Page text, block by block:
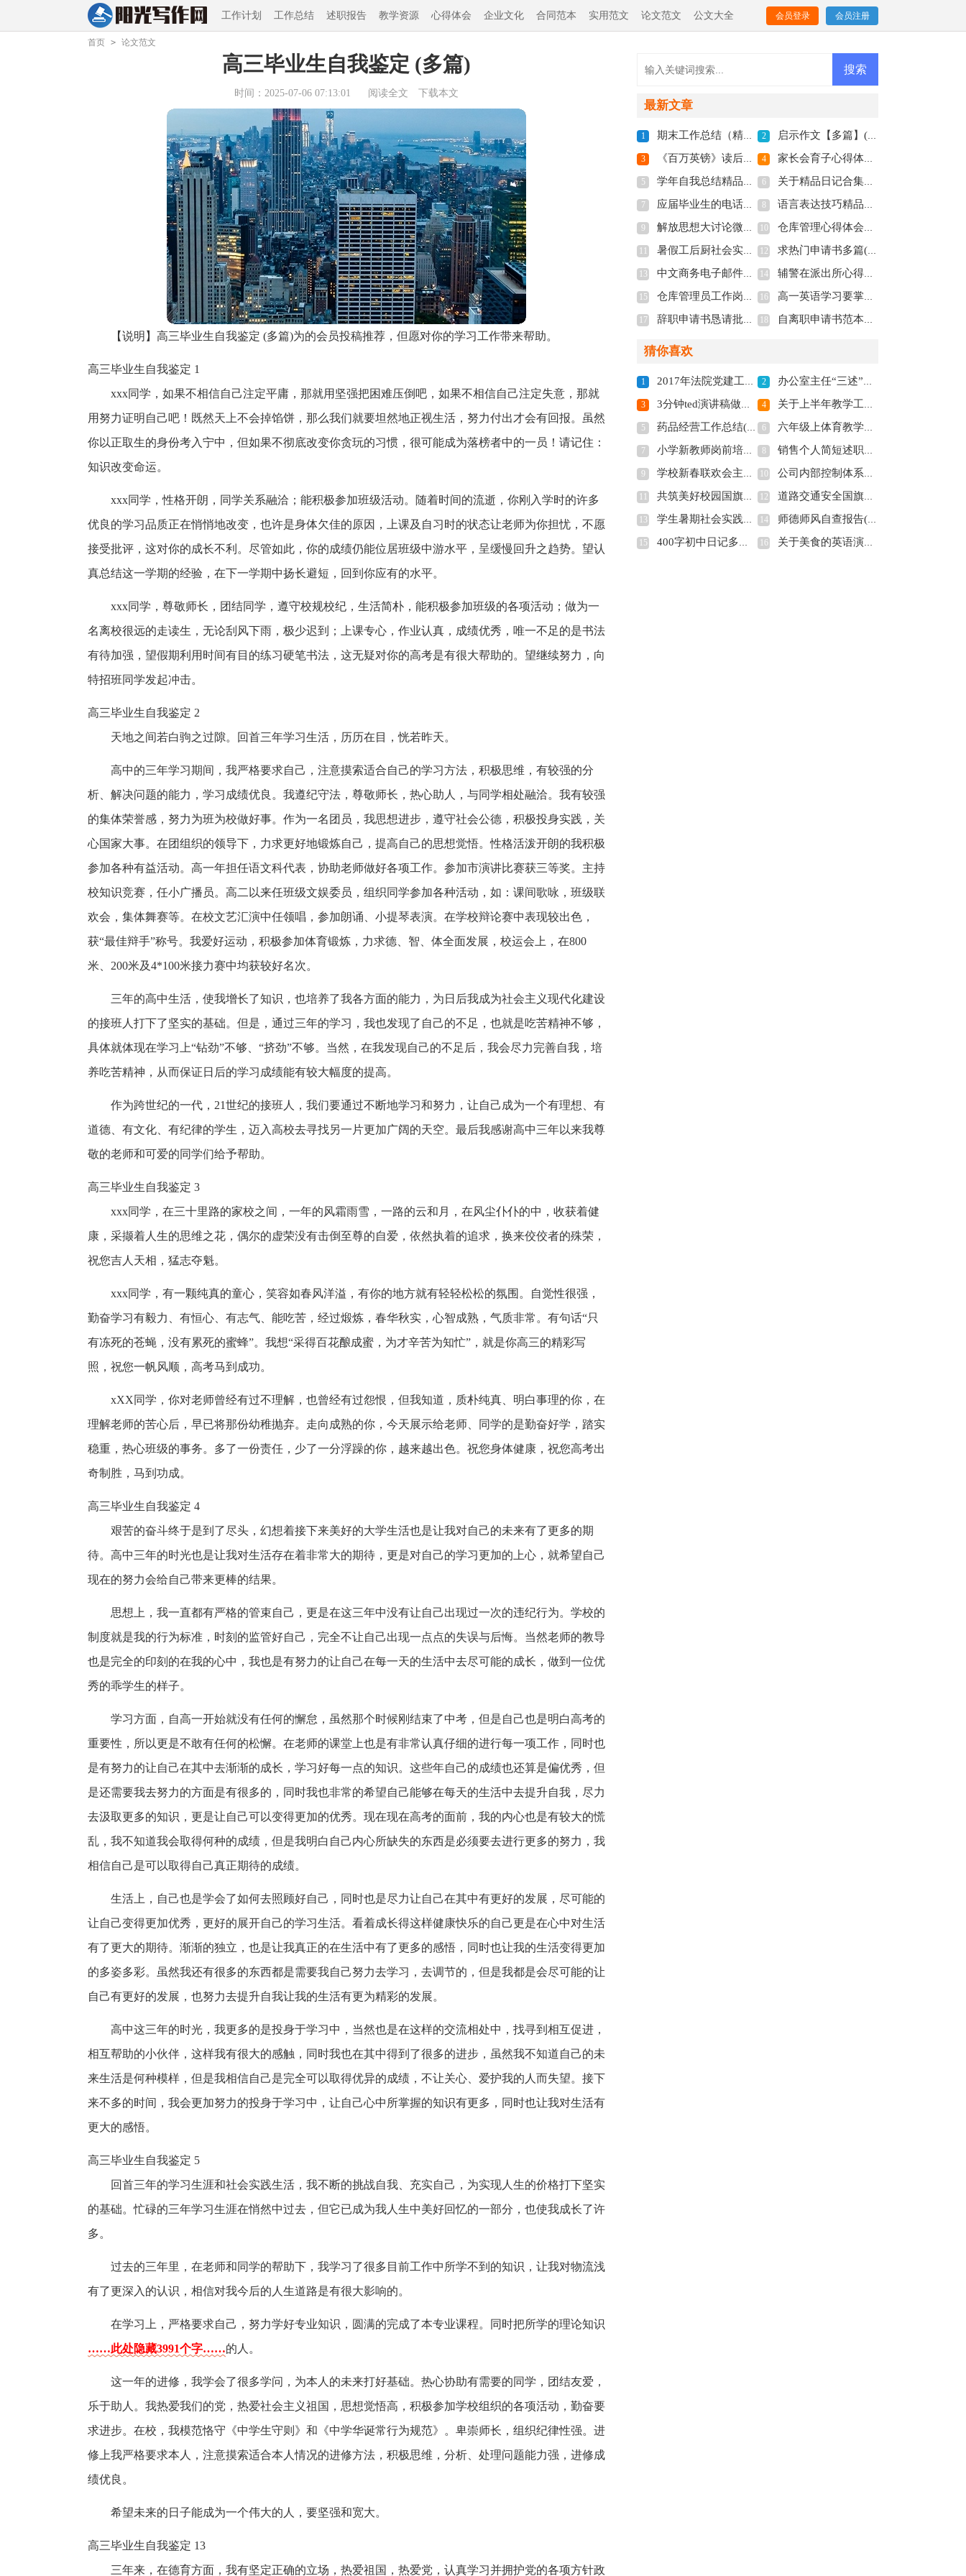
工作计划 工作总结 述职报告 教学资源 心得体会 企业文化 合同范本 实用范文 论文范文 公文大全 会员登录 会员注册
首页 > 论文范文
高三毕业生自我鉴定 (多篇)
时间：2025-07-06 07:13:01 阅读全文 下载本文
【说明】高三毕业生自我鉴定 (多篇)为的会员投稿推荐，但愿对你的学习工作带来帮助。
高三毕业生自我鉴定 1
xxx同学，如果不相信自己注定平庸，那就用坚强把困难压倒吧，如果不相信自己注定失意，那就
用努力证明自己吧！既然天上不会掉馅饼，那么我们就要坦然地正视生活，努力付出才会有回报。虽然
你以正取生的身份考入宁中，但如果不彻底改变你贪玩的习惯，很可能成为落榜者中的一员！请记住：
知识改变命运。
xxx同学，性格开朗，同学关系融洽；能积极参加班级活动。随着时间的流逝，你刚入学时的许多
优良的学习品质正在悄悄地改变，也许是身体欠佳的原因，上课及自习时的状态让老师为你担忧，不愿
接受批评，这对你的成长不利。尽管如此，你的成绩仍能位居班级中游水平，呈缓慢回升之趋势。望认
真总结这一学期的经验，在下一学期中扬长避短，回到你应有的水平。
xxx同学，尊敬师长，团结同学，遵守校规校纪，生活简朴，能积极参加班级的各项活动；做为一
名离校很远的走读生，无论刮风下雨，极少迟到；上课专心，作业认真，成绩优秀，唯一不足的是书法
有待加强，望假期利用时间有目的练习硬笔书法，这无疑对你的高考是有很大帮助的。望继续努力，向
特招班同学发起冲击。
高三毕业生自我鉴定 2
天地之间若白驹之过隙。回首三年学习生活，历历在目，恍若昨天。
高中的三年学习期间，我严格要求自己，注意摸索适合自己的学习方法，积极思维，有较强的分
析、解决问题的能力，学习成绩优良。我遵纪守法，尊敬师长，热心助人，与同学相处融洽。我有较强
的集体荣誉感，努力为班为校做好事。作为一名团员，我思想进步，遵守社会公德，积极投身实践，关
心国家大事。在团组织的领导下，力求更好地锻炼自己，提高自己的思想觉悟。性格活泼开朗的我积极
参加各种有益活动。高一年担任语文科代表，协助老师做好各项工作。参加市演讲比赛获三等奖。主持
校知识竞赛，任小广播员。高二以来任班级文娱委员，组织同学参加各种活动，如：课间歌咏，班级联
欢会，集体舞赛等。在校文艺汇演中任领唱，参加朗诵、小提琴表演。在学校辩论赛中表现较出色，
获“最佳辩手”称号。我爱好运动，积极参加体育锻炼，力求德、智、体全面发展，校运会上，在800
米、200米及4*100米接力赛中均获较好名次。
三年的高中生活，使我增长了知识，也培养了我各方面的能力，为日后我成为社会主义现代化建设
的接班人打下了坚实的基础。但是，通过三年的学习，我也发现了自己的不足，也就是吃苦精神不够，
具体就体现在学习上“钻劲”不够、“挤劲”不够。当然，在我发现自己的不足后，我会尽力完善自我，培
养吃苦精神，从而保证日后的学习成绩能有较大幅度的提高。
作为跨世纪的一代，21世纪的接班人，我们要通过不断地学习和努力，让自己成为一个有理想、有
道德、有文化、有纪律的学生，迈入高校去寻找另一片更加广阔的天空。最后我感谢高中三年以来我尊
敬的老师和可爱的同学们给予帮助。
高三毕业生自我鉴定 3
xxx同学，在三十里路的家校之间，一年的风霜雨雪，一路的云和月，在风尘仆仆的中，收获着健
康，采撷着人生的思维之花，偶尔的虚荣没有击倒至尊的自爱，依然执着的追求，换来佼佼者的殊荣，
祝您吉人天相，猛志夺魁。
xxx同学，有一颗纯真的童心，笑容如春风洋溢，有你的地方就有轻轻松松的氛围。自觉性很强，
勤奋学习有毅力、有恒心、有志气、能吃苦，经过煅炼，春华秋实，心智成熟，气质非常。有句话“只
有冻死的苍蝇，没有累死的蜜蜂”。我想“采得百花酿成蜜，为才辛苦为知忙”，就是你高三的精彩写
照，祝您一帆风顺，高考马到成功。
xXX同学，你对老师曾经有过不理解，也曾经有过怨恨，但我知道，质朴纯真、明白事理的你，在
理解老师的苦心后，早已将那份幼稚抛弃。走向成熟的你，今天展示给老师、同学的是勤奋好学，踏实
稳重，热心班级的事务。多了一份责任，少了一分浮躁的你，越来越出色。祝您身体健康，祝您高考出
奇制胜，马到功成。
高三毕业生自我鉴定 4
艰苦的奋斗终于是到了尽头，幻想着接下来美好的大学生活也是让我对自己的未来有了更多的期
待。高中三年的时光也是让我对生活存在着非常大的期待，更是对自己的学习更加的上心，就希望自己
现在的努力会给自己带来更棒的结果。
思想上，我一直都有严格的管束自己，更是在这三年中没有让自己出现过一次的违纪行为。学校的
制度就是我的行为标准，时刻的监管好自己，完全不让自己出现一点点的失误与后悔。当然老师的教导
也是完全的印刻的在我的心中，我也是有努力的让自己在每一天的生活中去尽可能的成长，做到一位优
秀的乖学生的样子。
学习方面，自高一开始就没有任何的懈怠，虽然那个时候刚结束了中考，但是自己也是明白高考的
重要性，所以更是不敢有任何的松懈。在老师的课堂上也是有非常认真仔细的进行每一项工作，同时也
是有努力的让自己在其中去渐渐的成长，学习好每一点的知识。这些年自己的成绩也还算是偏优秀，但
是还需要我去努力的方面是有很多的，同时我也非常的希望自己能够在每天的生活中去提升自我，尽力
去汲取更多的知识，更是让自己可以变得更加的优秀。现在现在高考的面前，我的内心也是有较大的慌
乱，我不知道我会取得何种的成绩，但是我明白自己内心所缺失的东西是必须要去进行更多的努力，我
相信自己是可以取得自己真正期待的成绩。
生活上，自己也是学会了如何去照顾好自己，同时也是尽力让自己在其中有更好的发展，尽可能的
让自己变得更加优秀，更好的展开自己的学习生活。看着成长得这样健康快乐的自己更是在心中对生活
有了更大的期待。渐渐的独立，也是让我真正的在生活中有了更多的感悟，同时也让我的生活变得更加
的多姿多彩。虽然我还有很多的东西都是需要我自己努力去学习，去调节的，但是我都是会尽可能的让
自己有更好的发展，也努力去提升自我让我的生活有更为精彩的发展。
高中这三年的时光，我更多的是投身于学习中，当然也是在这样的交流相处中，找寻到相互促进，
相互帮助的小伙伴，这样我有很大的感触，同时我也在其中得到了很多的进步，虽然我不知道自己的未
来生活是何种模样，但是我相信自己是完全可以取得优异的成绩，不让关心、爱护我的人而失望。接下
来不多的时间，我会更加努力的投身于学习中，让自己心中所掌握的知识有更多，同时也让我对生活有
更大的感悟。
高三毕业生自我鉴定 5
回首三年的学习生涯和社会实践生活，我不断的挑战自我、充实自己，为实现人生的价格打下坚实
的基础。忙碌的三年学习生涯在悄然中过去，但它已成为我人生中美好回忆的一部分，也使我成长了许
多。
过去的三年里，在老师和同学的帮助下，我学习了很多目前工作中所学不到的知识，让我对物流浅
有了更深入的认识，相信对我今后的人生道路是有很大影响的。
在学习上，严格要求自己，努力学好专业知识，圆满的完成了本专业课程。同时把所学的理论知识
……此处隐藏3991个字……的人。
这一年的进修，我学会了很多学问，为本人的未来打好基础。热心协助有需要的同学，团结友爱，
乐于助人。我热爱我们的党，热爱社会主义祖国，思想觉悟高，积极参加学校组织的各项活动，勤奋要
求进步。在校，我模范恪守《中学生守则》和《中学华诞常行为规范》。卑崇师长，组织纪律性强。进
修上我严格要求本人，注意摸索适合本人情况的进修方法，积极思维，分析、处理问题能力强，进修成
绩优良。
希望未来的日子能成为一个伟大的人，要坚强和宽大。
高三毕业生自我鉴定 13
三年来，在德育方面，我有坚定正确的立场，热爱祖国，热爱党，认真学习并拥护党的各项方针政
最新文章
1 期末工作总结（精彩多篇）(全文共5521字) 2 启示作文【多篇】(全文共1400字)
3 《百万英镑》读后感精品多篇(全文共5067字) 4 家长会育子心得体会优质多篇(全文共7714字)
5 学年自我总结精品精彩多篇(全文共8656字) 6 关于精品日记合集多篇(全文共4526字)
7 应届毕业生的电话面试技巧分享(全文共3555字) 8 语言表达技巧精品多篇(全文共9049字)
9 解放思想大讨论微党课讲稿(全文共1336字) 10 仓库管理心得体会（合集6篇）(全文共11031字)
暑假工后厨社会实践报告新版多篇(全文共8094字) 12 求热门申请书多篇(全文共3968字)
13 中文商务电子邮件格式（通用多篇）(全文共2381字) 14 辅警在派出所心得体会多篇(全文共7685字)
15 仓库管理员工作岗位职责（精品多篇）(全文共1764字) 16 高一英语学习要掌握哪些部分(全文共959字)
17 辞职申请书恳请批准【精品多篇】(全文共1993字) 18 自离职申请书范本多篇(全文共4524字)
猜你喜欢
1 2017年法院党建工作总结范文_法院党建工作总结2017(全文共5784字) 2 办公室主任“三述”报告(全文共2002字)
3 3分钟ted演讲稿做自己多篇(全文共5020字) 4 关于上半年教学工作总结汇编七篇(全文共11588字)
5 药品经营工作总结(精选多篇)(全文共8098字) 6 六年级上体育教学计划(全文共3486字)
7 小学新教师岗前培训心得工作总结(全文共4085字) 8 销售个人简短述职报告6篇(全文共8491字)
9 学校新春联欢会主持词(全文共7103字) 10 公司内部控制体系评价报告(全文共6454字)
共筑美好校园国旗下讲话稿(全文共4366字) 12 道路交通安全国旗下演讲话稿(全文共2634字)
13 学生暑期社会实践总结(全文共21451字) 14 师德师风自查报告(全文共10969字)
15 400字初中日记多篇(全文共2944字) 16 关于美食的英语演讲稿多篇(全文共1078字)